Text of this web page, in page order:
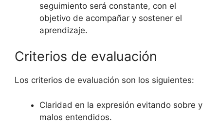
seguimiento será constante, con el
objetivo de acompañar y sostener el
aprendizaje.
Criterios de evaluación
Los criterios de evaluación son los siguientes:
Claridad en la expresión evitando sobre y
malos entendidos.